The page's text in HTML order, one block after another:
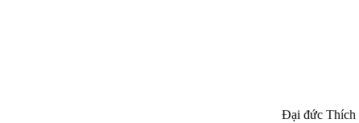
Đại đức Thích